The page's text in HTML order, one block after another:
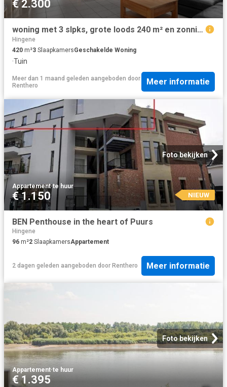
€ 2.300
woning met 3 slpks, grote loods 240 m² en zonnige tuin!
Hingene
420 m²3 SlaapkamersGeschakelde Woning
·Tuin
Meer dan 1 maand geleden aangeboden door
Renthero
Meer informatie
Foto bekijken
Appartement·te huur
€ 1.150 NIEUW
BEN Penthouse in the heart of Puurs
Hingene
96 m²2 SlaapkamersAppartement
2 dagen geleden aangeboden door Renthero Meer informatie
Foto bekijken
Appartement·te huur
€ 1.395